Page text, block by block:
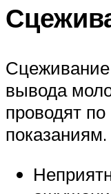
Сцеживание
вывода
проводят